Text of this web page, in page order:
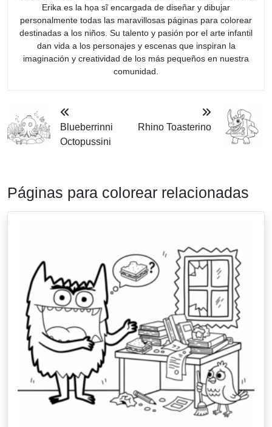
Erika es la họa sĩ encargada de diseñar y dibujar
personalmente todas las maravillosas páginas para colorear
destinadas a los niños. Su talento y pasión por el arte infantil
dan vida a los personajes y escenas que inspiran la
imaginación y creatividad de los más pequeños en nuestra
comunidad.
Blueberrinni
Octopussini
Rhino Toasterino
Páginas para colorear relacionadas